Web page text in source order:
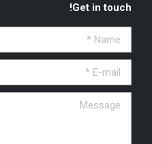
Get in touch!
Name *
E-mail *
Message